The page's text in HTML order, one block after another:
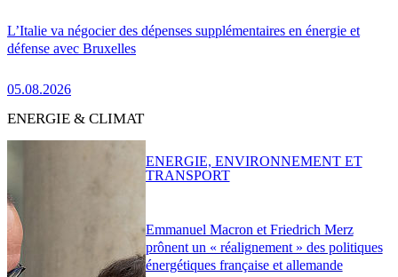
L’Italie va négocier des dépenses supplémentaires en énergie et
défense avec Bruxelles
05.08.2026
ENERGIE & CLIMAT
Emmanuel Macron et Friedrich Merz
prônent un « réalignement » des politiques
énergétiques française et allemande
ENERGIE, ENVIRONNEMENT ET
TRANSPORT